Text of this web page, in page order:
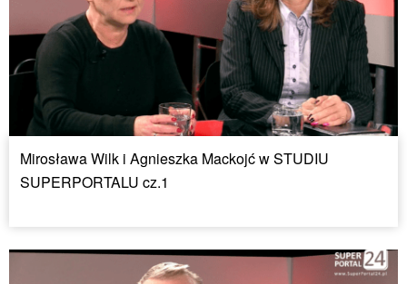
Mirosława Wilk i Agnieszka Mackojć w STUDIU
SUPERPORTALU cz.1